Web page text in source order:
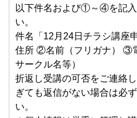
以下件名および①～④を記入
い。
件名「12月24日チラシ講座
住所 ②名前（フリガナ） ③
サークル名等）
折返し受講の可否をご連絡
ぎても返信がない場合は必
い。